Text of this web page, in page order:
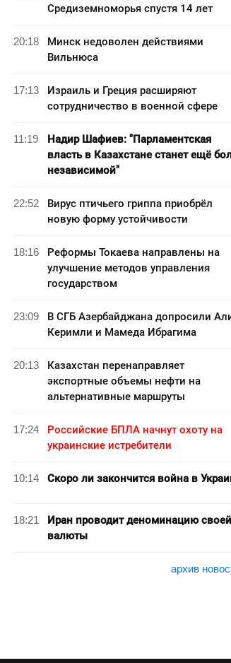
Средиземноморья спустя 14 лет
20:18
Минск недоволен действиями
Вильнюса
17:13
Израиль и Греция расширяют
сотрудничество в военной сфере
11:19
Надир Шафиев: "Парламентская
власть в Казахстане станет ещё
независимой"
22:52
Вирус птичьего гриппа приобрёл
новую форму устойчивости
18:16
Реформы Токаева направлены на
улучшение методов управления
государством
23:09
В СГБ Азербайджана допросили
Керимли и Мамеда Ибрагима
20:13
Казахстан перенаправляет
экспортные объемы нефти на
альтернативные маршруты
17:24
Российские БПЛА начнут охоту на
украинские истребители
10:14 Скоро ли закончится война в
18:21
Иран проводит деноминацию своей
валюты
архив